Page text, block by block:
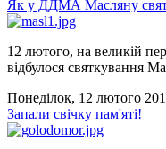
Як у ДДМА Масляну
12 лютого, на великій
відбулося святкування
Понеділок, 12 лютого
Запали свічку пам'яті!